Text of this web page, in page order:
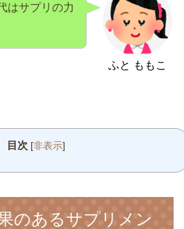
ふと ももこ
はサプリの力
目次 [非表示]
のあるサプリメン